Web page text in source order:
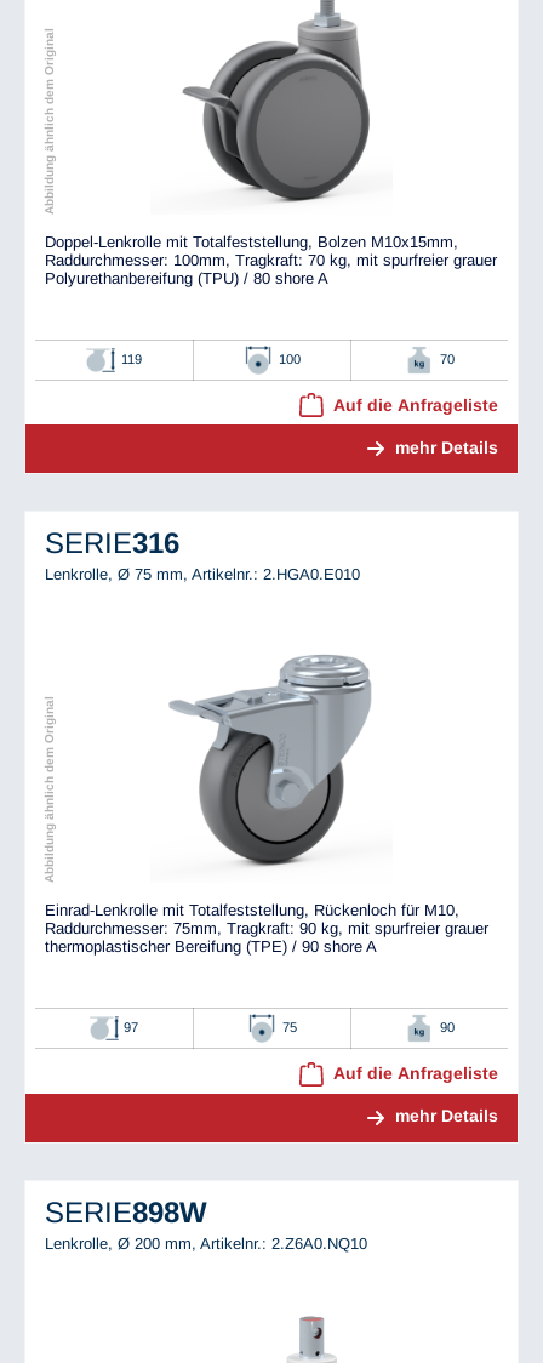
Abbildung ähnlich dem Original
Doppel-Lenkrolle mit Totalfeststellung, Bolzen M10x15mm,
Raddurchmesser: 100mm, Tragkraft: 70 kg, mit spurfreier grauer
Polyurethanbereifung (TPU) / 80 shore A
119 100 70
Auf die Anfrageliste
mehr Details
SERIE316
Lenkrolle, Ø 75 mm, Artikelnr.: 2.HGA0.E010
Abbildung ähnlich dem Original
Einrad-Lenkrolle mit Totalfeststellung, Rückenloch für M10,
Raddurchmesser: 75mm, Tragkraft: 90 kg, mit spurfreier grauer
thermoplastischer Bereifung (TPE) / 90 shore A
97 75 90
Auf die Anfrageliste
mehr Details
SERIE898W
Lenkrolle, Ø 200 mm, Artikelnr.: 2.Z6A0.NQ10